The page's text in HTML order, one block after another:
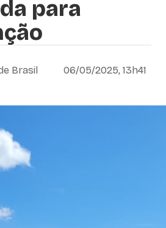
para
Brasil 06/05/2025, 13h41